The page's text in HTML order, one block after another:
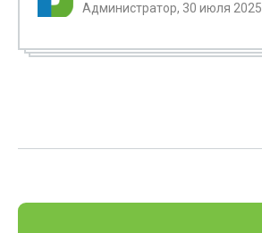
Администратор, 30 июля 2025